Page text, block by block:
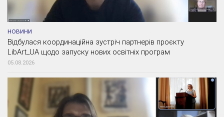
НОВИНИ
Відбулася координаційна зустріч партнерів проєкту
LibArt_UA щодо запуску нових освітніх програм
05.08.2026